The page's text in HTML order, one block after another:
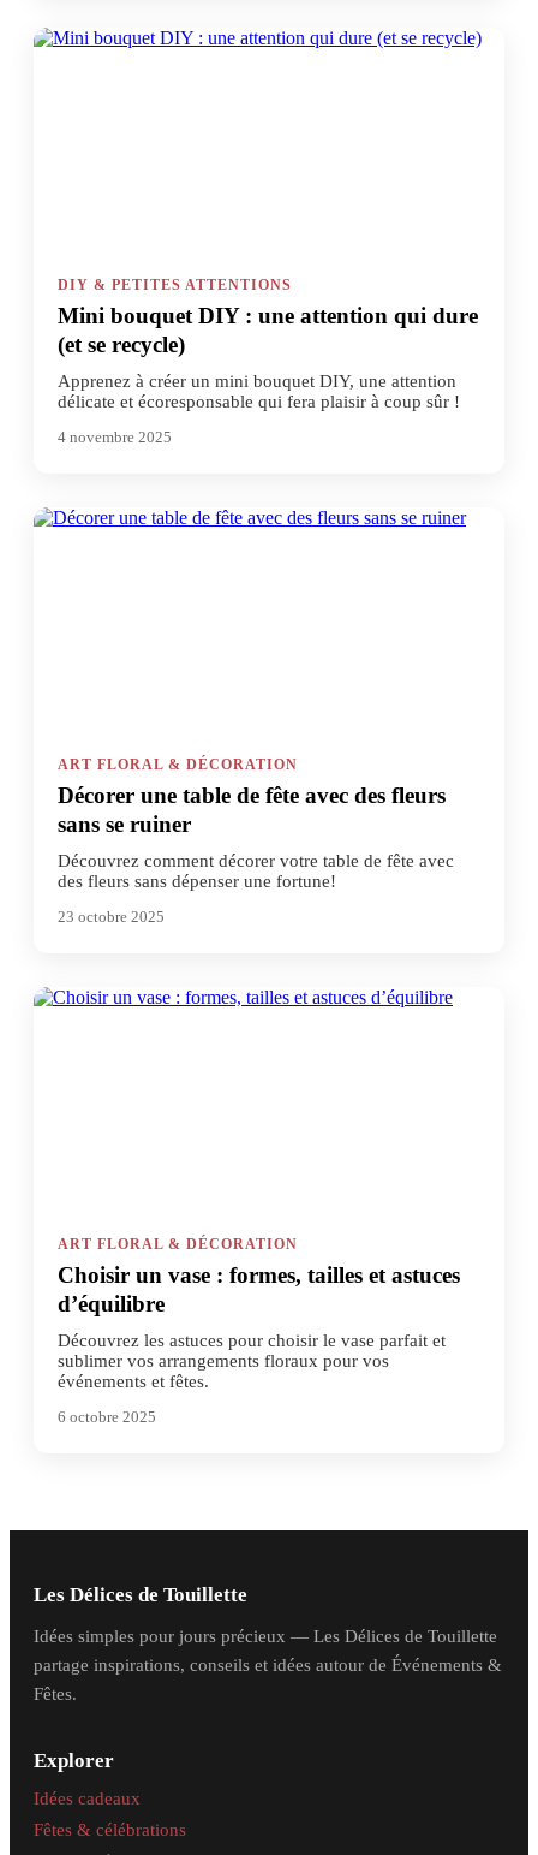
DIY & PETITES ATTENTIONS
Mini bouquet DIY : une attention qui dure
(et se recycle)
Apprenez à créer un mini bouquet DIY, une attention
délicate et écoresponsable qui fera plaisir à coup sûr !
4 novembre 2025
ART FLORAL & DÉCORATION
Décorer une table de fête avec des fleurs
sans se ruiner
Découvrez comment décorer votre table de fête avec
des fleurs sans dépenser une fortune!
23 octobre 2025
ART FLORAL & DÉCORATION
Choisir un vase : formes, tailles et astuces
d’équilibre
Découvrez les astuces pour choisir le vase parfait et
sublimer vos arrangements floraux pour vos
événements et fêtes.
6 octobre 2025
Les Délices de Touillette
Idées simples pour jours précieux — Les Délices de Touillette
partage inspirations, conseils et idées autour de Événements &
Fêtes.
Explorer
Idées cadeaux
Fêtes & célébrations